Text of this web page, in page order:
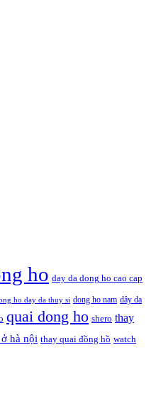
ho day da dong ho cao cap
ho day da thuy si dong ho nam dây da
quai dong ho shero thay
hà nội thay quai đồng hồ watch